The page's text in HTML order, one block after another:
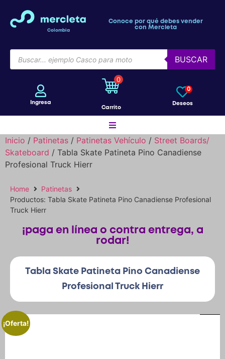
Colombia
Conoce por qué debes vender
con Mercleta
BUSCAR
Ingresa
0
Carrito
Deseos
0
Motos
Patinetas
Quiero Vender
Inicio / Patinetas / Patinetas Vehículo / Street Boards/
Skateboard / Tabla Skate Patineta Pino Canadiense
Profesional Truck Hierr
Home
Patinetas
Productos: Tabla Skate Patineta Pino Canadiense Profesional
Truck Hierr
¡paga en línea o contra entrega, a
rodar!
Tabla Skate Patineta Pino Canadiense
Profesional Truck Hierr
¡Oferta!